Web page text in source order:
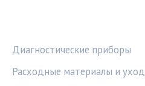
Диагностические приборы
Расходные материалы и уход